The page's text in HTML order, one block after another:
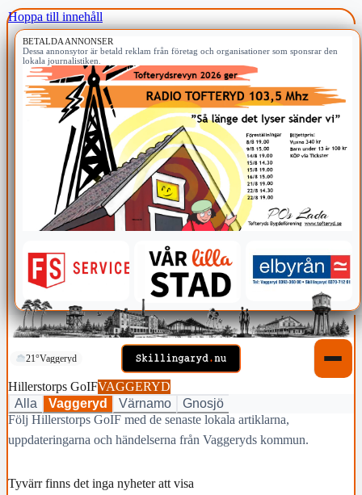
Hoppa till innehåll
BETALDA ANNONSER
Dessa annonsytor är betald reklam från företag och organisationer som sponsrar den
lokala journalistiken.
21°Vaggeryd
Hillerstorps GoIFVAGGERYD
Alla
Vaggeryd Värnamo
Gnosjö
Följ Hillerstorps GoIF med de senaste lokala artiklarna,
uppdateringarna och händelserna från Vaggeryds kommun.
Tyvärr finns det inga nyheter att visa